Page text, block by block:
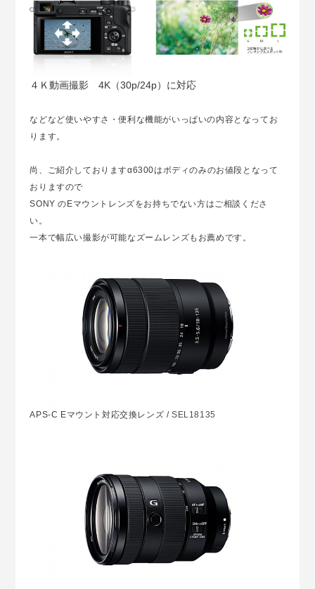
４Ｋ動画撮影 4K（30p/24p）に対応
などなど使いやすさ・便利な機能がいっぱいの内容となってお
ります。
尚、ご紹介しておりますα6300はボディのみのお値段となって
おりますので
SONY のEマウントレンズをお持ちでない方はご相談くださ
い。
一本で幅広い撮影が可能なズームレンズもお薦めです。
APS-C Eマウント対応交換レンズ / SEL18135